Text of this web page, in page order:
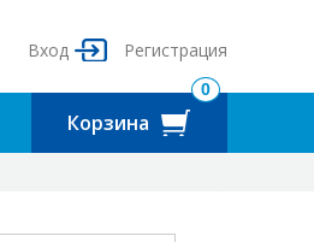
Вход Регистрация
Корзина
0